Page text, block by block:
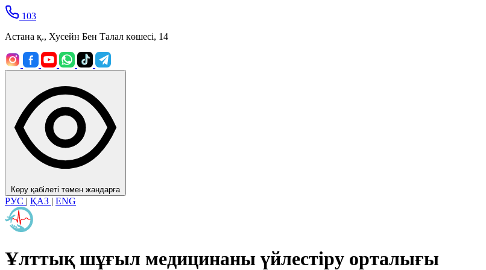
103
Астана қ., Хусейн Бен Талал көшесі, 14
Көру қабілеті төмен жандарға
РУС | ҚАЗ | ENG
Ұлттық шұғыл медицинаны үйлестіру орталығы